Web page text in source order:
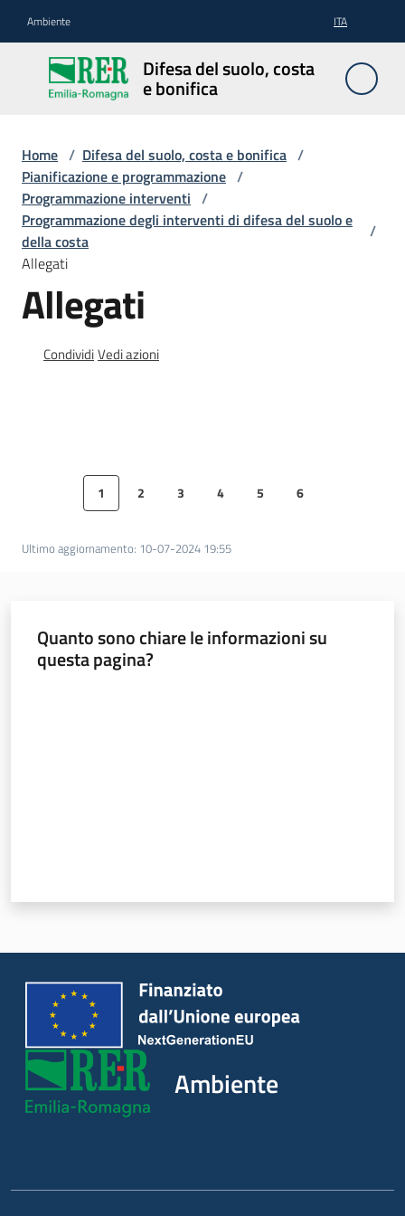
Ambiente ITA
Difesa del suolo, costa
e bonifica
Difesa
del
suolo,
bonifica
Pianificazione
e
programmazione
Temi
Comunicazione
Ambiente
Progetti
Home / Difesa del suolo, costa e bonifica /
Pianificazione e programmazione /
Programmazione interventi /
Programmazione degli interventi di difesa del suolo e
della costa
/
Allegati
Allegati
CondividiVedi azioni
Pagina precedente
Pagina
1 Pagina
2 Pagina
3 Pagina
4 Pagina
5 Pagina
6
Ultimo aggiornamento: 10-07-2024 19:55
Quanto sono chiare le informazioni su
questa pagina?
Ambiente